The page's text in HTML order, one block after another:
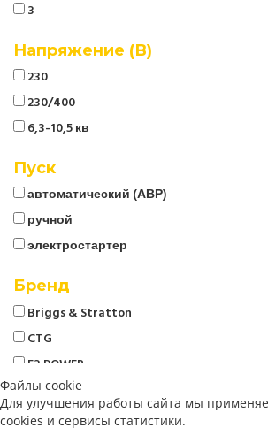
3
Напряжение (В)
230
230/400
6,3-10,5 кв
Пуск
автоматический (АВР)
ручной
электростартер
Бренд
Briggs & Stratton
CTG
E3 POWER
Energo
EVOline
Файлы cookie
Для улучшения работы сайта мы
cookies и сервисы статистики.